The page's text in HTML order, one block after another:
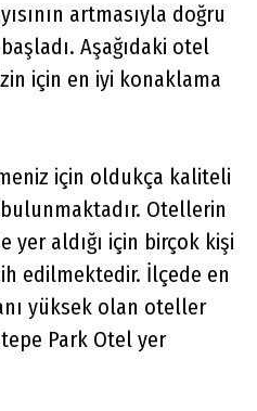
artmasıyla doğru
Aşağıdaki otel
için en iyi konaklama
için oldukça kaliteli
Otellerin
yer aldığı için birçok kişi
edilmektedir. İlçede en
yüksek olan oteller
Park Otel yer